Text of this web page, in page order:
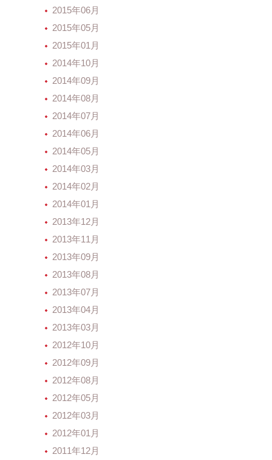
2015年06月
2015年05月
2015年01月
2014年10月
2014年09月
2014年08月
2014年07月
2014年06月
2014年05月
2014年03月
2014年02月
2014年01月
2013年12月
2013年11月
2013年09月
2013年08月
2013年07月
2013年04月
2013年03月
2012年10月
2012年09月
2012年08月
2012年05月
2012年03月
2012年01月
2011年12月